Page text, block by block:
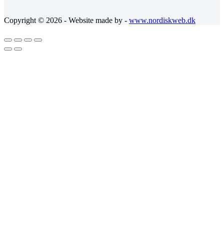
Copyright © 2026 - Website made by - www.nordiskweb.dk